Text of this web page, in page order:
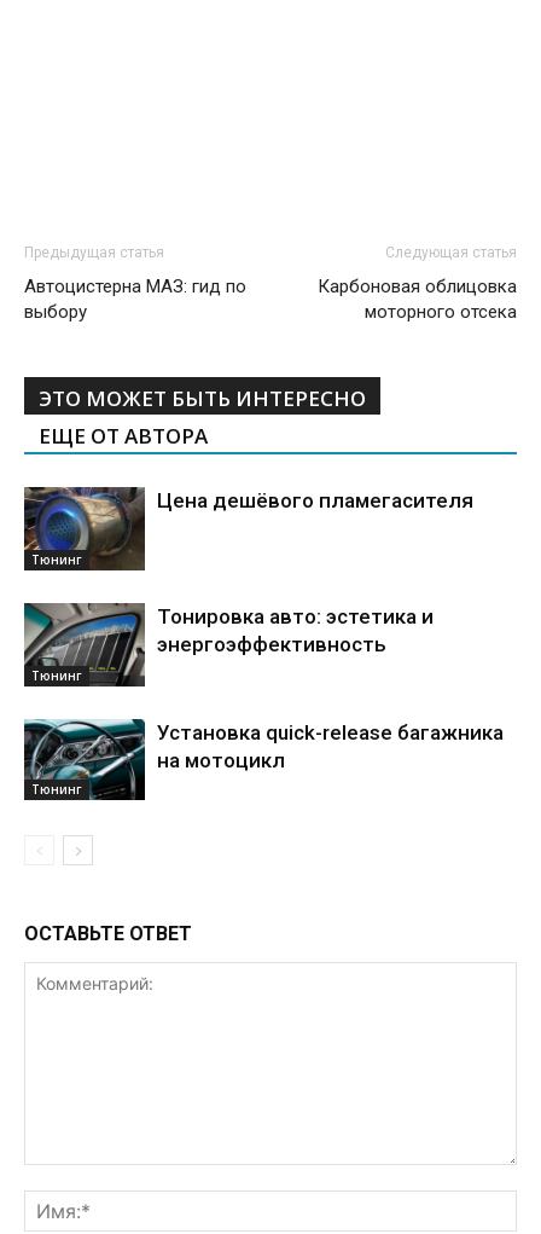
Предыдущая статья
Автоцистерна МАЗ: гид по
выбору
Следующая статья
Карбоновая облицовка
моторного отсека
ЭТО МОЖЕТ БЫТЬ ИНТЕРЕСНО
ЕЩЕ ОТ АВТОРА
Тюнинг
Цена дешёвого пламегасителя
Тюнинг
Тонировка авто: эстетика и
энергоэффективность
Тюнинг
Установка quick-release багажника
на мотоцикл
ОСТАВЬТЕ ОТВЕТ